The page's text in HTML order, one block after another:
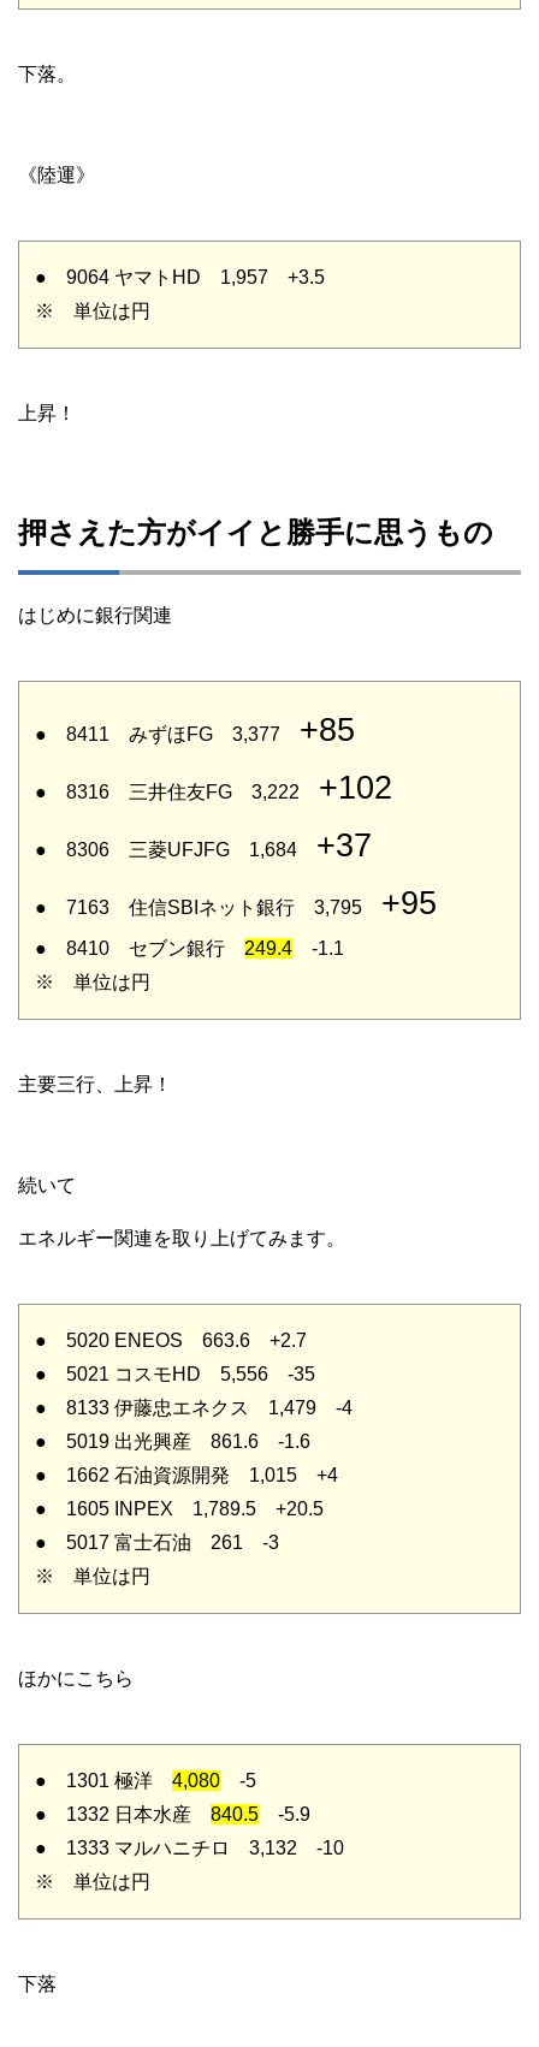
下落。
《陸運》
● 9064 ヤマトHD 1,957 +3.5
※ 単位は円
上昇！
押さえた方がイイと勝手に思うもの
はじめに銀行関連
● 8411 みずほFG 3,377 +85
● 8316 三井住友FG 3,222 +102
● 8306 三菱UFJFG 1,684 +37
● 7163 住信SBIネット銀行 3,795 +95
● 8410 セブン銀行 249.4-1.1
※ 単位は円
主要三行、上昇！
続いて
エネルギー関連を取り上げてみます。
● 5020 ENEOS 663.6 +2.7
● 5021 コスモHD 5,556 -35
● 8133 伊藤忠エネクス 1,479 -4
● 5019 出光興産 861.6 -1.6
● 1662 石油資源開発 1,015 +4
● 1605 INPEX 1,789.5 +20.5
● 5017 富士石油 261 -3
※ 単位は円
ほかにこちら
● 1301 極洋 4,080-5
● 1332 日本水産 840.5-5.9
● 1333 マルハニチロ 3,132 -10
※ 単位は円
下落